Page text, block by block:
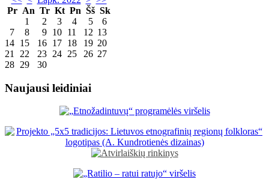
Pr An Tr Kt Pn Šš Sk
1
2 3 4 5
6
7
8 9 10 11 12 13
14 15 16 17 18 19 20
21
22 23 24 25 26 27
28 29 30
Naujausi leidiniai